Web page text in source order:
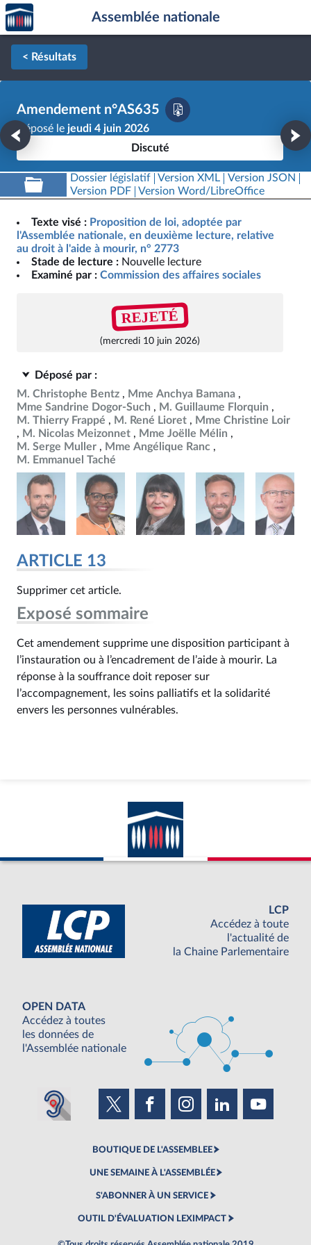
Aller au contenu
Aller en bas de la page
Accèder
à la
page
d'accueil
Assemblée nationale
< Résultats
Amendement n°AS635
Déposé le jeudi 4 juin 2026
Discuté
Dossier législatif Version XML
Version JSON
Version PDF
Version Word/LibreOffice
Texte visé : Proposition de loi, adoptée par
l'Assemblée nationale, en deuxième lecture, relative
au droit à l'aide à mourir, n° 2773
Stade de lecture : Nouvelle lecture
Examiné par : Commission des affaires sociales
REJETÉ
(mercredi 10 juin 2026)
Déposé par :
M. Christophe Bentz
Mme Anchya Bamana
Mme Sandrine Dogor-Such
M. Guillaume Florquin
M. Thierry Frappé
M. René Lioret
Mme Christine Loir
M. Nicolas Meizonnet
Mme Joëlle Mélin
M. Serge Muller
Mme Angélique Ranc
M. Emmanuel Taché
ARTICLE 13
Supprimer cet article.
Exposé sommaire
Cet amendement supprime une disposition participant à
l’instauration ou à l’encadrement de l’aide à mourir. La
réponse à la souffrance doit reposer sur
l’accompagnement, les soins palliatifs et la solidarité
envers les personnes vulnérables.
LCP
Accédez à toute
l'actualité de
la Chaine Parlementaire
OPEN DATA
Accédez à toutes
les données de
l'Assemblée nationale
BOUTIQUE DE L'ASSEMBLEE
UNE SEMAINE À L'ASSEMBLÉE
S'ABONNER À UN SERVICE
OUTIL D'ÉVALUATION LEXIMPACT